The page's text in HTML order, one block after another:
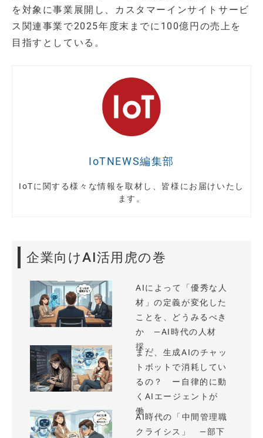
を対象に事業展開し、カスタマーインサイトサービ
ス関連事業で2025年度末までに100億円の売上を
目指すとしている。
IoTNEWS編集部
IoTに関する様々な情報を取材し、皆様にお届けいたし
ます。
企業向けAI活用虎の巻
AIによって「優秀な人
材」の定義が変化した
ことを、どうみるべき
か —AI時代の人材
採...
まだ、生成AIのチャッ
トボットで消耗してい
るの？ ー自律的に動
くAIエージェントが
働...
AI時代の「中間管理職
クライシス」 —部下